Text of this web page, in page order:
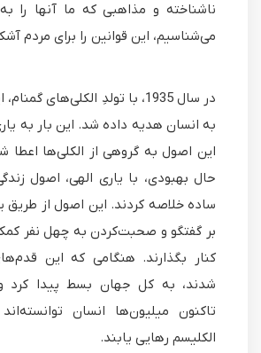
ناشناخته و مذاهبی که ما آنها را
می‌شناسیم، این قوانین را برای مردم
در سال 1935، با تولدِ الکلی‌های
به انسان هدیه داده شد. این بار به
این اصول به گروهی از الکلی‌ها اعطا
ساده خلاصه کردند. این اصول از طریق
بر گفتگو و صحبت‌کردن به چهل نفر
کنار بگذارند. هنگامی که این
شدند، به کل جهان بسط پیدا کرد
تاکنون میلیون‌ها انسان
الکلیسم رهایی یابند.